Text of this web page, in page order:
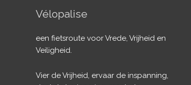
Vélopalise
een fietsroute voor Vrede, Vrijheid en
Veiligheid.
Vier de Vrijheid, ervaar de inspanning,